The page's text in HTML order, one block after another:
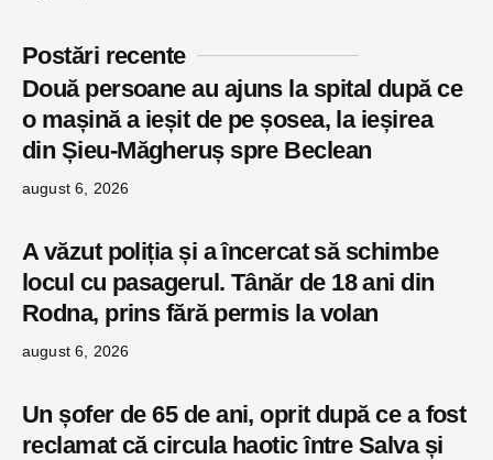
Postări recente
Două persoane au ajuns la spital după ce
o mașină a ieșit de pe șosea, la ieșirea
din Șieu-Măgheruș spre Beclean
august 6, 2026
A văzut poliția și a încercat să schimbe
locul cu pasagerul. Tânăr de 18 ani din
Rodna, prins fără permis la volan
august 6, 2026
Un șofer de 65 de ani, oprit după ce a fost
reclamat că circula haotic între Salva și